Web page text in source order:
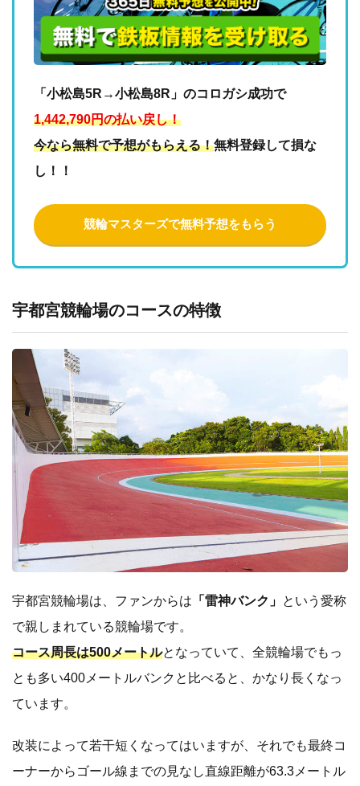
「小松島5R→小松島8R」のコロガシ成功で
1,442,790円の払い戻し！
今なら無料で予想がもらえる！無料登録して損な
し！！
競輪マスターズで無料予想をもらう
宇都宮競輪場のコースの特徴
宇都宮競輪場は、ファンからは 「雷神バンク」 という愛称
で親しまれている競輪場です。
コース周長は500メートルとなっていて、全競輪場でもっ
とも多い400メートルバンクと比べると、かなり長くなっ
ています。
改装によって若干短くなってはいますが、それでも最終コ
ーナーからゴール線までの見なし直線距離が63.3メートル